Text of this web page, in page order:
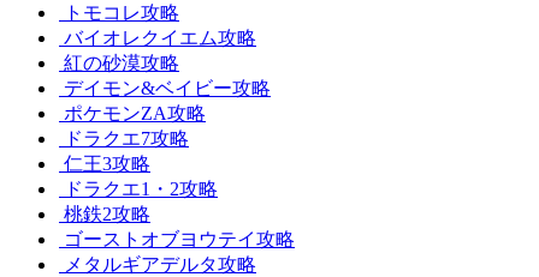
トモコレ攻略
バイオレクイエム攻略
紅の砂漠攻略
デイモン&ベイビー攻略
ポケモンZA攻略
ドラクエ7攻略
仁王3攻略
ドラクエ1・2攻略
桃鉄2攻略
ゴーストオブヨウテイ攻略
メタルギアデルタ攻略